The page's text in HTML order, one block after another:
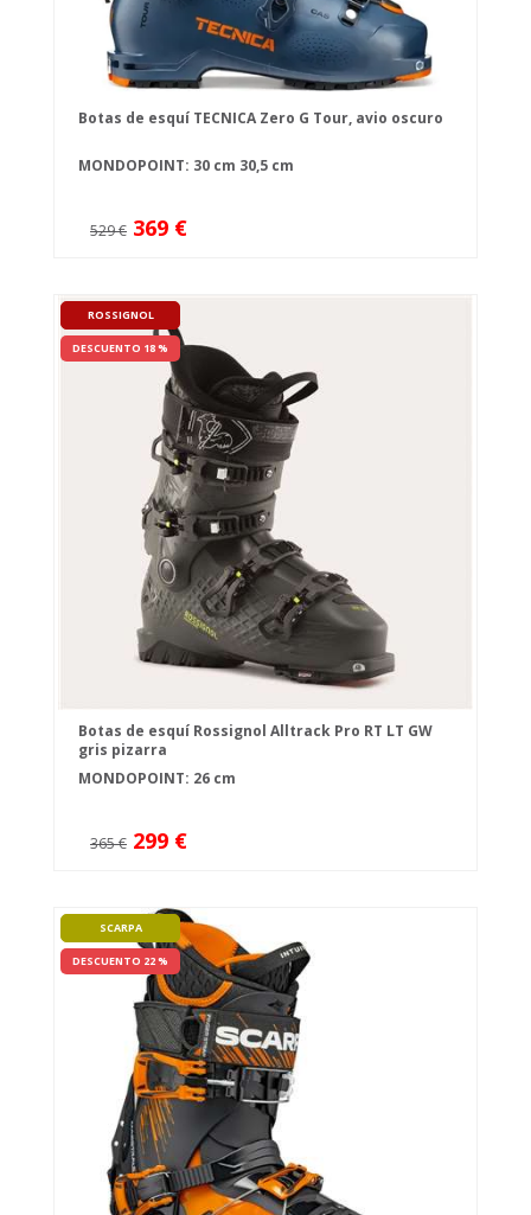
Botas de esquí TECNICA Zero G Tour, avio oscuro
MONDOPOINT: 30 cm 30,5 cm
529 € 369 €
ROSSIGNOL
DESCUENTO 18 %
Botas de esquí Rossignol Alltrack Pro RT LT GW
gris pizarra
MONDOPOINT: 26 cm
365 € 299 €
SCARPA
DESCUENTO 22 %